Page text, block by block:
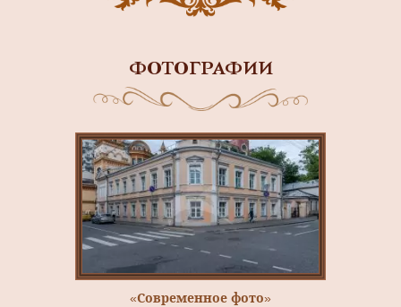
ФОТОГРАФИИ
«Современное фото»